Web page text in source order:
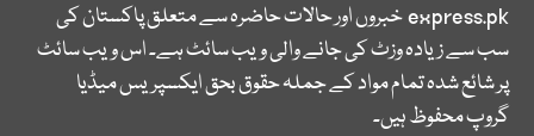
express.pkخبروں اور حالات حاضرہ سے متعلق پاکستان کی
سب سے زیادہ وزٹ کی جانے والی ویب سائٹ ہے۔ اس ویب سائٹ
پر شائع شدہ تمام مواد کے جملہ حقوق بحق ایکسپریس میڈیا
گروپ محفوظ ہیں۔